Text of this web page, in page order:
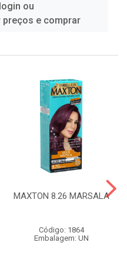
ou
preços e comprar
MAXTON 8.26 MARSALA
Código: 1864
Embalagem: UN